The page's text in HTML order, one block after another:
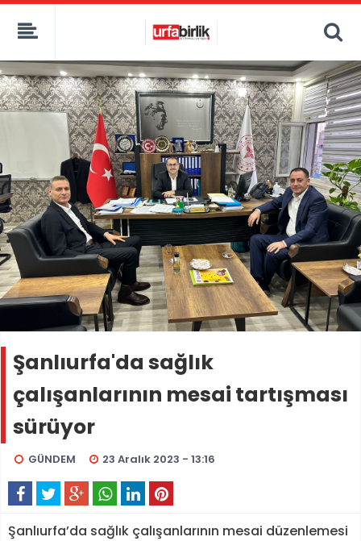
Şanlıurfa'da sağlık
çalışanlarının mesai tartışması
sürüyor
GÜNDEM 23 Aralık 2023 - 13:16
Şanlıurfa’da sağlık çalışanlarının mesai düzenlemesi